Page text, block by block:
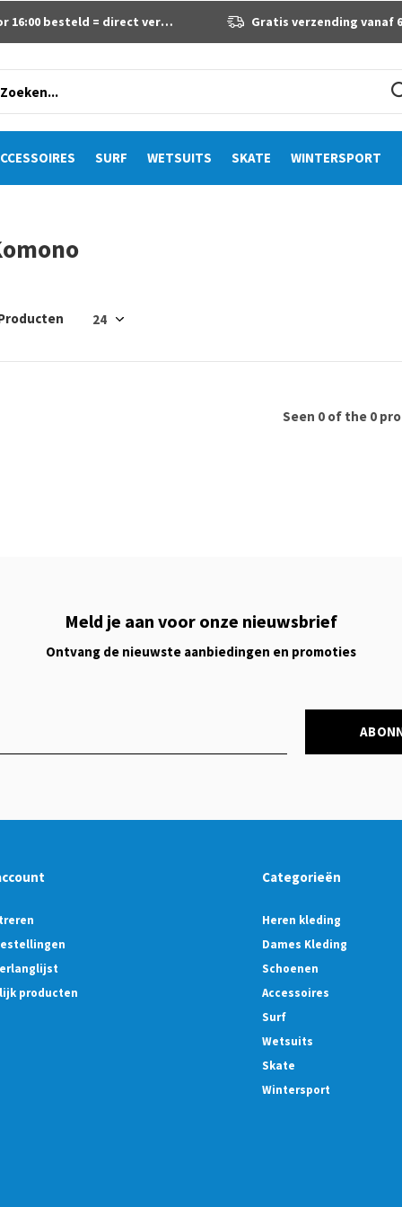
SURF WETSUITS SKATE WINTERSPORT
16:00 besteld = direct verzonden Gratis verzending vanaf 60 euro
Seen 0 of the 0
Meld je aan voor onze nieuwsbrief
Ontvang de nieuwste aanbiedingen en promoties
producten
Categorieën
Heren kleding
Dames Kleding
Schoenen
Accessoires
Surf
Wetsuits
Skate
Wintersport